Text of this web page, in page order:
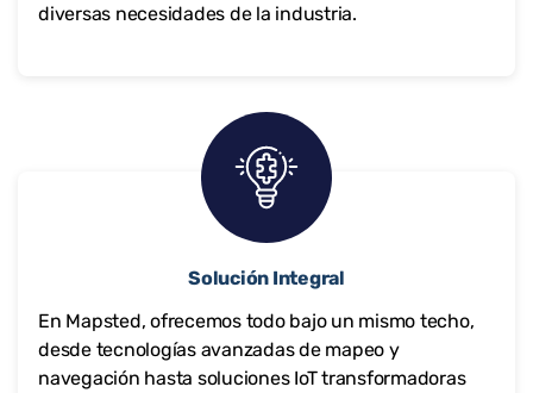
diversas necesidades de la industria.
Solución Integral
En Mapsted, ofrecemos todo bajo un mismo techo,
desde tecnologías avanzadas de mapeo y
navegación hasta soluciones IoT transformadoras